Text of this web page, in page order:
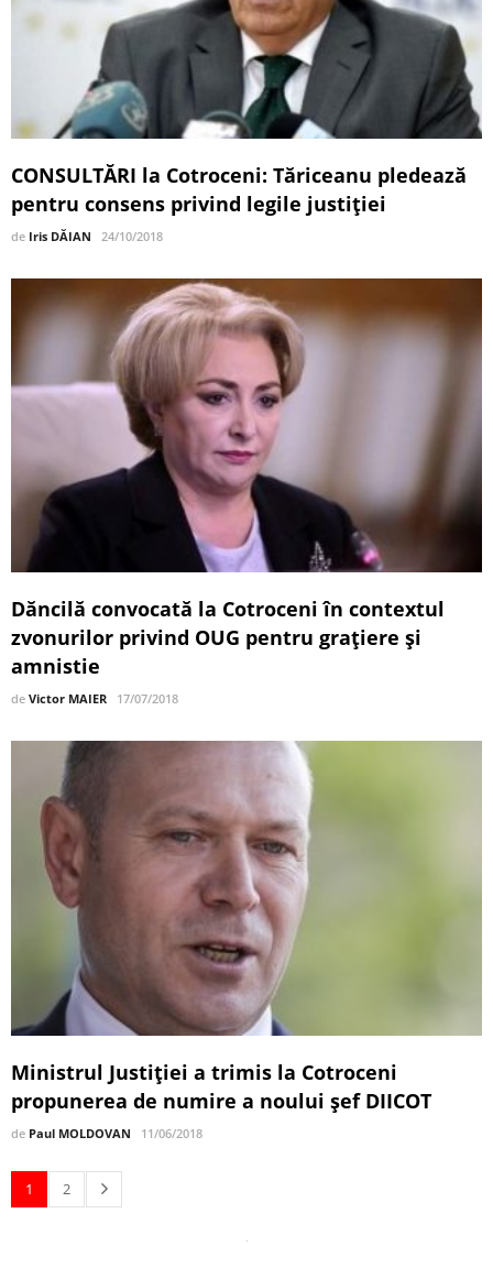
CONSULTĂRI la Cotroceni: Tăriceanu pledează
pentru consens privind legile justiției
de Iris DĂIAN 24/10/2018
Dăncilă convocată la Cotroceni în contextul
zvonurilor privind OUG pentru graţiere şi
amnistie
de Victor MAIER 17/07/2018
Ministrul Justiției a trimis la Cotroceni
propunerea de numire a noului șef DIICOT
de Paul MOLDOVAN 11/06/2018
1 2